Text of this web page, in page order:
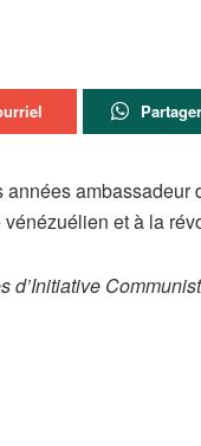
ambassadeur
et à la